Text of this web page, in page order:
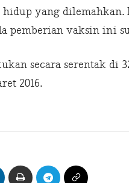
yang
pemberian vaksin ini
secara serentak di
2016.